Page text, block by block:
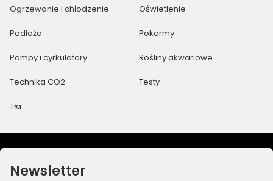
Ogrzewanie i chłodzenie Oświetlenie
Podłoża Pokarmy
Pompy i cyrkulatory Rośliny akwariowe
Technika CO2 Testy
Tła
Newsletter